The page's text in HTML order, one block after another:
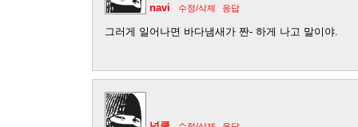
navi 수정/삭제 응답
그러게 일어나면 바다냄새가 짠- 하게 나고 말이야.